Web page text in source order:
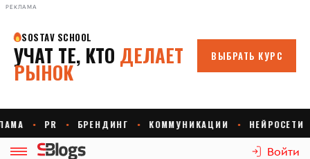
РЕКЛАМА
Войти